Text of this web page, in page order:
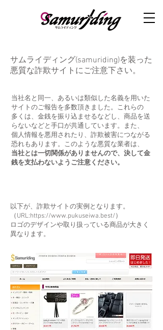
​サムライディング(samuriding)を装った
悪質な詐欺サイトにご注意下さい。
当社名と同一、あるいは類似した名義を用いた
サイトのご報告を多数頂きました。これらの
多くは、金銭を振り込ませるなどし、商品を送
らないなどと手口が共通しています。また、
個人情報を悪用されたり、詐欺被害につながる
恐れもあります。このような悪質な業者は、
当社とは一切関係がありませんので、決して金
銭を支払わないよう​ご注意ください。
以下が、詐欺サイトの実例となります。
（URL:https://www.pukuseiwa.best/）
​ロゴのデザインや取り扱っている商品が大きく
異なります。